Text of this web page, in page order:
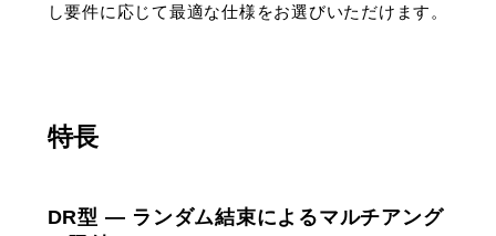
し要件に応じて最適な仕様をお選びいただけます。
特長
DR型 — ランダム結束によるマルチアング